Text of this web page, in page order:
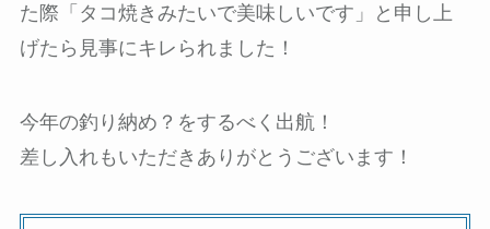
た際「タコ焼きみたいで美味しいです」と申し上
げたら見事にキレられました！
今年の釣り納め？をするべく出航！
差し入れもいただきありがとうございます！